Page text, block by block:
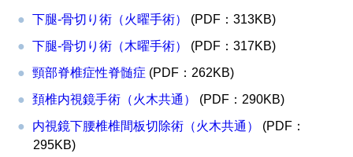
下腿-骨切り術（火曜手術）
(PDF：313KB)
下腿-骨切り術（木曜手術）
(PDF：317KB)
頸部脊椎症性脊髄症 (PDF：262KB)
頚椎内視鏡手術（火木共通）
(PDF：290KB)
内視鏡下腰椎椎間板切除術（火木共通）
(PDF：
295KB)